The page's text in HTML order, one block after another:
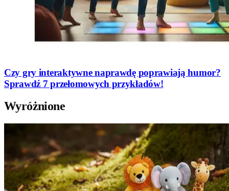
Czy gry interaktywne naprawdę poprawiają humor?
Sprawdź 7 przełomowych przykładów!
Wyróżnione